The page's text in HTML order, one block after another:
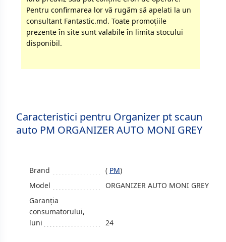
Pentru confirmarea lor vă rugăm să apelati la un
consultant Fantastic.md. Toate promoţiile
prezente în site sunt valabile în limita stocului
disponibil.
Caracteristici pentru Organizer pt scaun
auto PM ORGANIZER AUTO MONI GREY
Brand ( PM)
Model
ORGANIZER AUTO MONI GREY
Garanția
consumatorului,
luni
24